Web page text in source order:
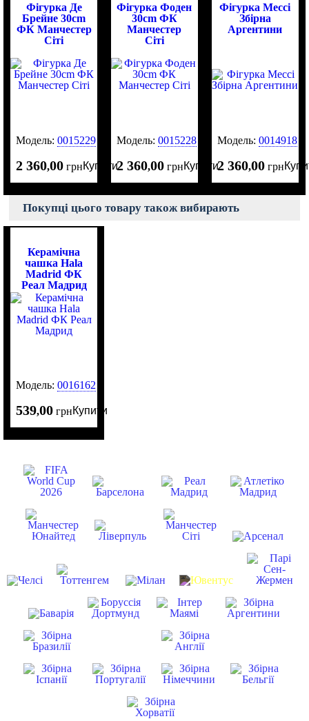
Фігурка Де
Брейне 30cm
ФК Манчестер
Сіті
Модель:0015229
2 360,00 грнКупити
Фігурка Фоден
30cm ФК
Манчестер
Сіті
Модель:0015228
2 360,00 грнКупити
Фігурка Мессі
Збірна
Аргентини
Модель: 0014918
2 360,00 грн
Покупці цього товару також вибирають
Керамічна
чашка Hala
Madrid ФК
Реал Мадрид
Модель:0016162
539,00 грнКупити